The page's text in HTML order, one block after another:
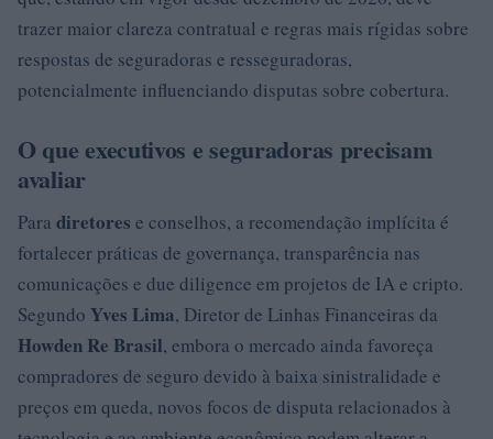
trazer maior clareza contratual e regras mais rígidas sobre
respostas de seguradoras e resseguradoras,
potencialmente influenciando disputas sobre cobertura.
O que executivos e seguradoras precisam
avaliar
Para diretores e conselhos, a recomendação implícita é
fortalecer práticas de governança, transparência nas
comunicações e due diligence em projetos de IA e cripto.
Segundo Yves Lima, Diretor de Linhas Financeiras da
Howden Re Brasil, embora o mercado ainda favoreça
compradores de seguro devido à baixa sinistralidade e
preços em queda, novos focos de disputa relacionados à